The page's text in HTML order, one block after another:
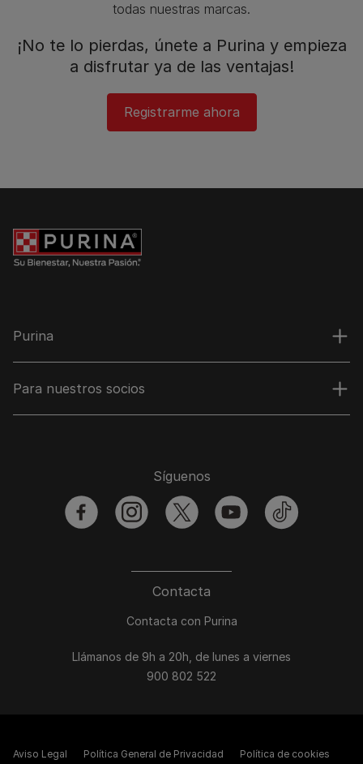
todas nuestras marcas.​
¡No te lo pierdas, únete a Purina y empieza
a disfrutar ya de las ventajas!​
Registrarme ahora
Purina
Para nuestros socios
Contacta
Contacta con Purina
Llámanos de 9h a 20h, de lunes a viernes
900 802 522
Síguenos
facebookinstagramtwitter youtubetiktok
Aviso Legal Política General de Privacidad Política de cookies